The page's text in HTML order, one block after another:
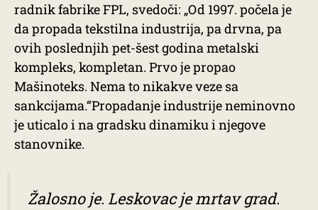
radnik fabrike FPL, svedoči: „Оd 1997. počela je
da propada tekstilna industrija, pa drvna, pa
ovih poslednjih pet-šest godina metalski
kompleks, kompletan. Prvo je propao
Mašinoteks. Nema to nikakve veze sa
sankcijama.“Propadanje industrije neminovno
je uticalo i na gradsku dinamiku i njegove
stanovnike.
Žalosno je. Leskovac je mrtav grad.